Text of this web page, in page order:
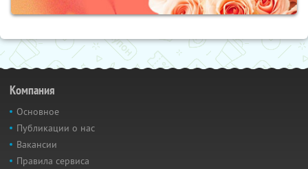
Компания
Основное
Публикации о нас
Вакансии
Правила сервиса